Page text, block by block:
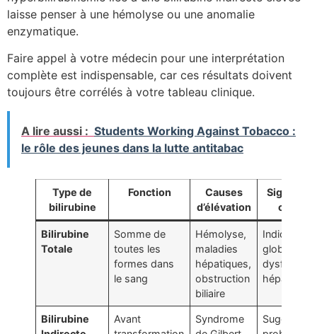
laisse penser à une hémolyse ou une anomalie
enzymatique.
Faire appel à votre médecin pour une interprétation
complète est indispensable, car ces résultats doivent
toujours être corrélés à votre tableau clinique.
A lire aussi : Students Working Against Tobacco :
le rôle des jeunes dans la lutte antitabac
Type de
bilirubine
Fonction
Causes
d’élévation
clinique
Bilirubine
Totale
Somme de
toutes les
formes dans
le sang
Hémolyse,
maladies
hépatiques,
obstruction
biliaire
Indicateur
global de
hépatique
Bilirubine
Avant
Syndrome
Suggère un